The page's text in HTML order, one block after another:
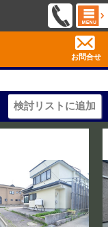
お問合せ
検討リストに追加